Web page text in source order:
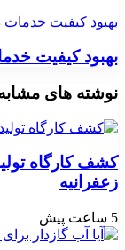
بهبود کیفیت خدمات
بهبود کیفیت
نوشته های
کشف کارگاه
زعفرانیه
5 ساعت پیش